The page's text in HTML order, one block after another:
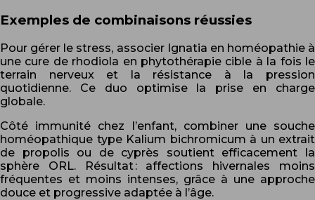
Exemples de combinaisons réussies
Pour gérer le stress, associer Ignatia en homéopathie à
une cure de rhodiola en phytothérapie cible à la fois le
terrain nerveux et la résistance à la pression
quotidienne. Ce duo optimise la prise en charge
globale.
Côté immunité chez l’enfant, combiner une souche
homéopathique type Kalium bichromicum à un extrait
de propolis ou de cyprès soutient efficacement la
sphère ORL. Résultat : affections hivernales moins
fréquentes et moins intenses, grâce à une approche
douce et progressive adaptée à l’âge.